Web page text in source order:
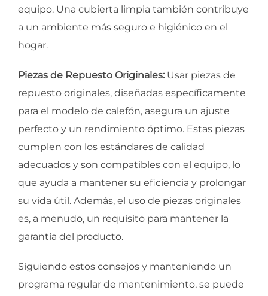
equipo. Una cubierta limpia también contribuye
a un ambiente más seguro e higiénico en el
hogar.
Piezas de Repuesto Originales: Usar piezas de
repuesto originales, diseñadas específicamente
para el modelo de calefón, asegura un ajuste
perfecto y un rendimiento óptimo. Estas piezas
cumplen con los estándares de calidad
adecuados y son compatibles con el equipo, lo
que ayuda a mantener su eficiencia y prolongar
su vida útil. Además, el uso de piezas originales
es, a menudo, un requisito para mantener la
garantía del producto.
Siguiendo estos consejos y manteniendo un
programa regular de mantenimiento, se puede